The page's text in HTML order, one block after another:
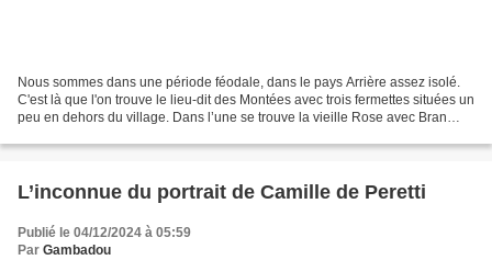
Nous sommes dans une période féodale, dans le pays Arrière assez isolé.
C'est là que l'on trouve le lieu-dit des Montées avec trois fermettes situées un
peu en dehors du village. Dans l’une se trouve la vieille Rose avec Bran
L’inconnue du portrait de Camille de Peretti
Publié le 04/12/2024 à 05:59
Par Gambadou